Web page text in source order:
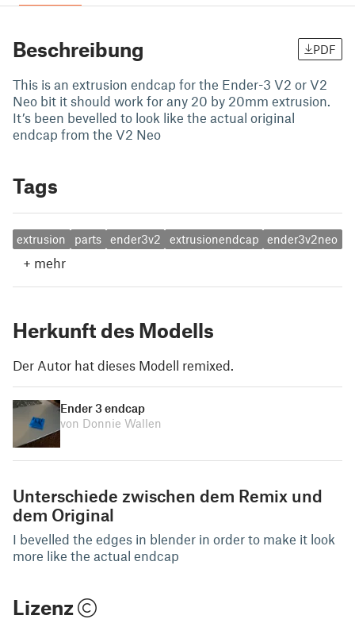
Beschreibung PDF
This is an extrusion endcap for the Ender-3 V2 or V2
Neo bit it should work for any 20 by 20mm extrusion.
It’s been bevelled to look like the actual original
endcap from the V2 Neo
Tags
extrusion parts ender3v2 extrusionendcap ender3v2neo
+ mehr
Herkunft des Modells
Der Autor hat dieses Modell remixed.
Ender 3 endcap
von Donnie Wallen
Unterschiede zwischen dem Remix und
dem Original
I bevelled the edges in blender in order to make it look
more like the actual endcap
Lizenz